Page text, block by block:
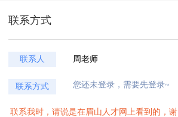
联系方式
联系人 周老师
联系方式 您还未登录，需要先登录~
联系我时，请说是在眉山人才网上看到的，谢